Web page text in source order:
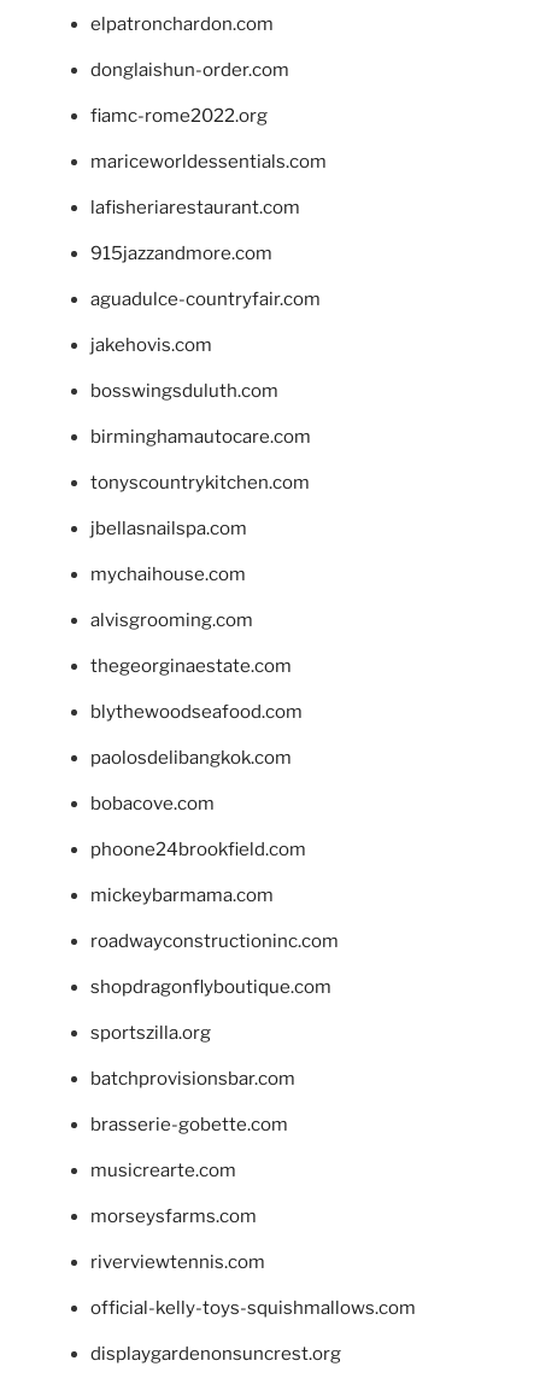
elpatronchardon.com
donglaishun-order.com
fiamc-rome2022.org
mariceworldessentials.com
lafisheriarestaurant.com
915jazzandmore.com
aguadulce-countryfair.com
jakehovis.com
bosswingsduluth.com
birminghamautocare.com
tonyscountrykitchen.com
jbellasnailspa.com
mychaihouse.com
alvisgrooming.com
thegeorginaestate.com
blythewoodseafood.com
paolosdelibangkok.com
bobacove.com
phoone24brookfield.com
mickeybarmama.com
roadwayconstructioninc.com
shopdragonflyboutique.com
sportszilla.org
batchprovisionsbar.com
brasserie-gobette.com
musicrearte.com
morseysfarms.com
riverviewtennis.com
official-kelly-toys-squishmallows.com
displaygardenonsuncrest.org